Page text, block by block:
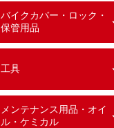
バイクカバー・ロック・
保管用品
工具
メンテナンス用品・オイ
ル・ケミカル